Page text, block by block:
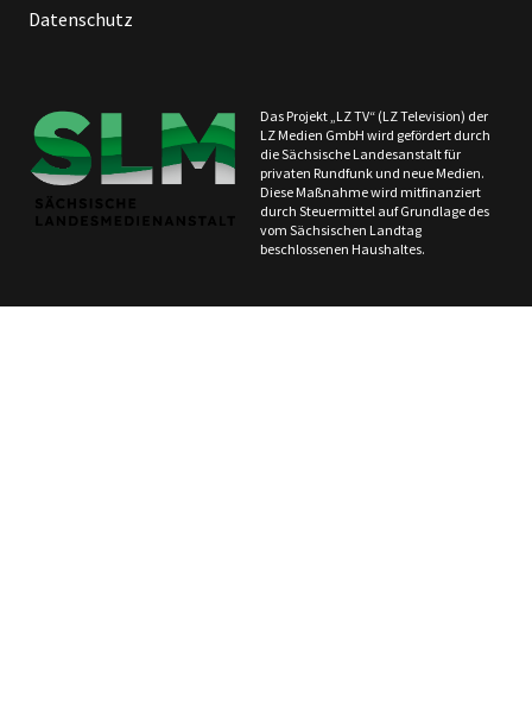
Datenschutz
Das Projekt „LZ TV“ (LZ Television) der
LZ Medien GmbH wird gefördert durch
die Sächsische Landesanstalt für
privaten Rundfunk und neue Medien.
Diese Maßnahme wird mitfinanziert
durch Steuermittel auf Grundlage des
vom Sächsischen Landtag
beschlossenen Haushaltes.